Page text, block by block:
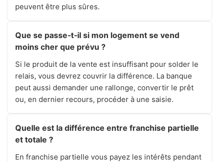
peuvent être plus sûres.
Que se passe‑t‑il si mon logement se vend
moins cher que prévu ?
Si le produit de la vente est insuffisant pour solder le
relais, vous devrez couvrir la différence. La banque
peut aussi demander une rallonge, convertir le prêt
ou, en dernier recours, procéder à une saisie.
Quelle est la différence entre franchise partielle
et totale ?
En franchise partielle vous payez les intérêts pendant